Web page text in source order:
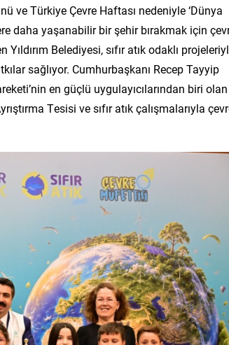
ve Türkiye Çevre Haftası nedeniyle ‘Dünya
daha yaşanabilir bir şehir bırakmak için
Belediyesi, sıfır atık odaklı
sağlıyor. Cumhurbaşkanı Recep Tayyip
en güçlü uygulayıcılarından biri olan
Tesisi ve sıfır atık çalışmalarıyla